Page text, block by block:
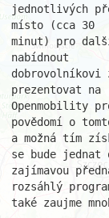
jednotlivých
místo (cca 30
minut) pro
nabídnout
dobrovolníkovi
prezentovat na
Openmobility
povědomí o
a možná tím
se bude jednat
zajímavou
rozsáhlý
také zaujme